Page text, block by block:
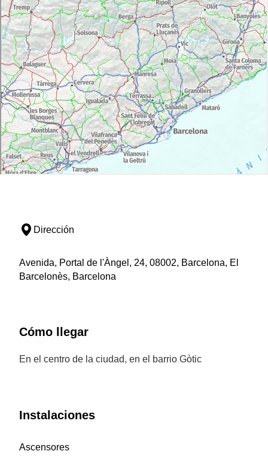
Dirección
Avenida, Portal de l'Àngel, 24, 08002, Barcelona, El
Barcelonès, Barcelona
Cómo llegar
En el centro de la ciudad, en el barrio Gòtic
Instalaciones
Ascensores